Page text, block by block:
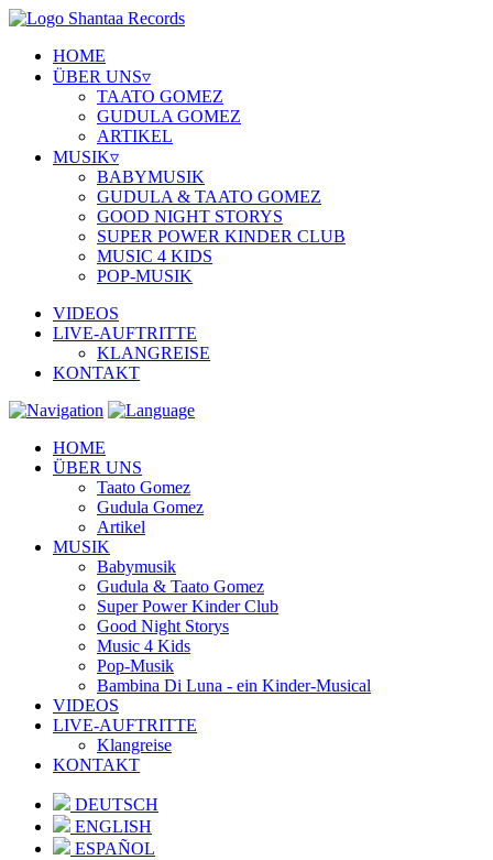
HOME
ÜBER UNS▿
TAATO GOMEZ
GUDULA GOMEZ
ARTIKEL
MUSIK▿
BABYMUSIK
GUDULA & TAATO GOMEZ
GOOD NIGHT STORYS
SUPER POWER KINDER CLUB
MUSIC 4 KIDS
POP-MUSIK
VIDEOS
LIVE-AUFTRITTE
KLANGREISE
KONTAKT
HOME
ÜBER UNS
Taato Gomez
Gudula Gomez
Artikel
MUSIK
Babymusik
Gudula & Taato Gomez
Super Power Kinder Club
Good Night Storys
Music 4 Kids
Pop-Musik
Bambina Di Luna - ein Kinder-Musical
VIDEOS
LIVE-AUFTRITTE
Klangreise
KONTAKT
DEUTSCH
ENGLISH
ESPAÑOL